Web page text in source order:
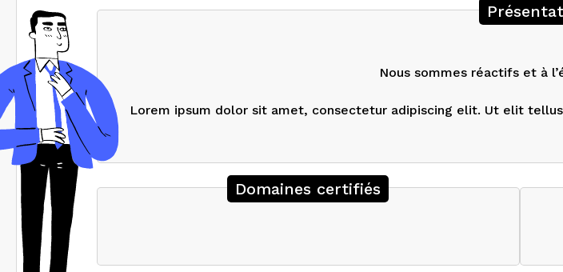
Nous sommes réactifs et à
Lorem ipsum dolor sit amet, consectetur adipiscing elit. Ut elit
Domaines certifiés